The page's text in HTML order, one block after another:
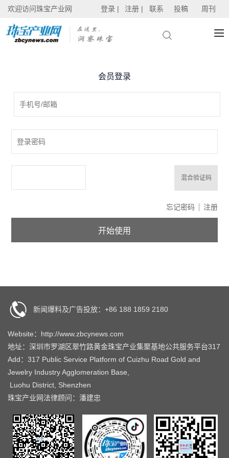
欢迎访问珠宝产业网 登录 | 注册 | 联系 投稿 周刊
会员登录
混合验证码
忘记密码 线注册
新闻爆料及广告投放：+86 188 1859 2180
Website：http://www.zbcynews.com
地址：深圳市罗湖区翠竹路黄金珠宝产业集聚基地公共服务平台317
Add：317 Public Service Platform of Cuizhu Road Gold and
Jewelry Industry Agglomeration Base,
Luohu District, Shenzhen
珠宝产业网法律顾问：潘建忠